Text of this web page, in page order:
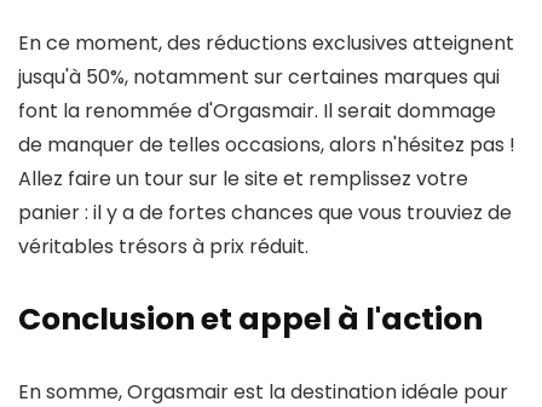
En ce moment, des réductions exclusives atteignent
jusqu'à 50%, notamment sur certaines marques qui
font la renommée d'Orgasmair. Il serait dommage
de manquer de telles occasions, alors n'hésitez pas !
Allez faire un tour sur le site et remplissez votre
panier : il y a de fortes chances que vous trouviez de
véritables trésors à prix réduit.
Conclusion et appel à l'action
En somme, Orgasmair est la destination idéale pour